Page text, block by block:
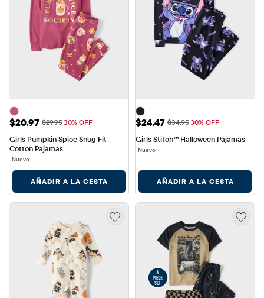
Precio de venta: $20.97
$20.97 Precio original: $29.95
$29.9530% OFF
Girls Pumpkin Spice Snug Fit
Cotton Pajamas
Nuevo
AÑADIR A LA CESTA
Precio de venta: $24.47
$24.47 Precio original: $34.95
$34.9530% OFF
Girls Stitch™ Halloween Pajamas
Nuevo
AÑADIR A LA CESTA